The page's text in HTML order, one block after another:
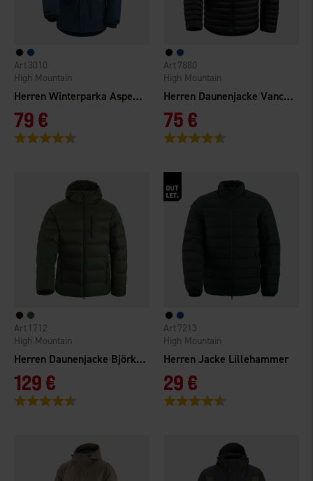
Herren Winterparka Aspen WP
High Mountain
3010
79 €
Bewertung:
Herren Daunenjacke Vancouver
High Mountain
7880
75 €
Bewertung:
Herren Daunenjacke Björkliden
High Mountain
1712
129 €
Bewertung:
Herren Jacke Lillehammer
High Mountain
7213
29 €
Bewertung: